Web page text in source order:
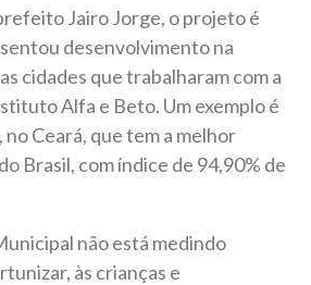
Jairo Jorge, o projeto é
desenvolvimento na
cidades que trabalharam com a
Alfa e Beto. Um exemplo é
no Ceará, que tem a melhor
Brasil, com índice de 94,90% de
não está medindo
às crianças e